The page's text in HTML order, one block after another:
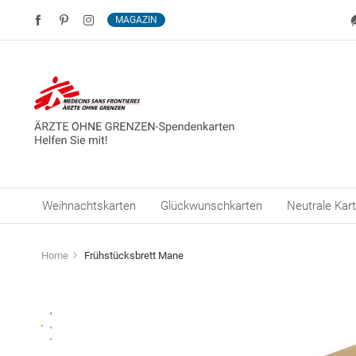
MAGAZIN
Weihnachtskarten Glückwunschkarten Neutrale
Home Frühstücksbrett Mane
Ende
der
Bildergalerie